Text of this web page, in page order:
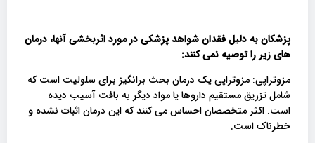
پزشکان به دلیل فقدان شواهد پزشکی در مورد اثربخشی آنها، درمان
های زیر را توصیه نمی کنند:
مزوتراپی: مزوتراپی یک درمان بحث برانگیز برای سلولیت است که
شامل تزریق مستقیم داروها یا مواد دیگر به بافت آسیب دیده
است. اکثر متخصصان احساس می کنند که این درمان اثبات نشده و
خطرناک است.